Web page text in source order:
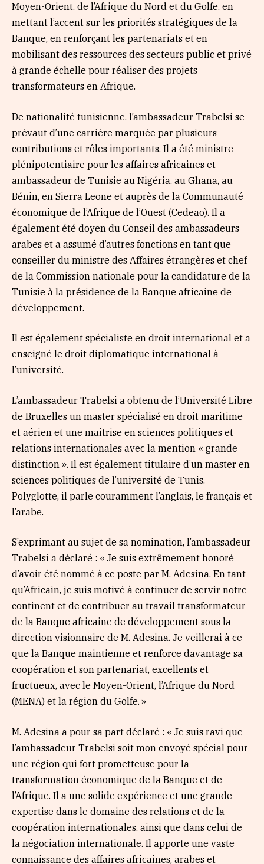
Moyen-Orient, de l’Afrique du Nord et du Golfe, en
mettant l’accent sur les priorités stratégiques de la
Banque, en renforçant les partenariats et en
mobilisant des ressources des secteurs public et privé
à grande échelle pour réaliser des projets
transformateurs en Afrique.
De nationalité tunisienne, l’ambassadeur Trabelsi se
prévaut d’une carrière marquée par plusieurs
contributions et rôles importants. Il a été ministre
plénipotentiaire pour les affaires africaines et
ambassadeur de Tunisie au Nigéria, au Ghana, au
Bénin, en Sierra Leone et auprès de la Communauté
économique de l’Afrique de l’Ouest (Cedeao). Il a
également été doyen du Conseil des ambassadeurs
arabes et a assumé d’autres fonctions en tant que
conseiller du ministre des Affaires étrangères et chef
de la Commission nationale pour la candidature de la
Tunisie à la présidence de la Banque africaine de
développement.
Il est également spécialiste en droit international et a
enseigné le droit diplomatique international à
l’université.
L’ambassadeur Trabelsi a obtenu de l’Université Libre
de Bruxelles un master spécialisé en droit maritime
et aérien et une maitrise en sciences politiques et
relations internationales avec la mention « grande
distinction ». Il est également titulaire d’un master en
sciences politiques de l’université de Tunis.
Polyglotte, il parle couramment l’anglais, le français et
l’arabe.
S’exprimant au sujet de sa nomination, l’ambassadeur
Trabelsi a déclaré : « Je suis extrêmement honoré
d’avoir été nommé à ce poste par M. Adesina. En tant
qu’Africain, je suis motivé à continuer de servir notre
continent et de contribuer au travail transformateur
de la Banque africaine de développement sous la
direction visionnaire de M. Adesina. Je veillerai à ce
que la Banque maintienne et renforce davantage sa
coopération et son partenariat, excellents et
fructueux, avec le Moyen-Orient, l’Afrique du Nord
(MENA) et la région du Golfe. »
M. Adesina a pour sa part déclaré : « Je suis ravi que
l’ambassadeur Trabelsi soit mon envoyé spécial pour
une région qui fort prometteuse pour la
transformation économique de la Banque et de
l’Afrique. Il a une solide expérience et une grande
expertise dans le domaine des relations et de la
coopération internationales, ainsi que dans celui de
la négociation internationale. Il apporte une vaste
connaissance des affaires africaines, arabes et